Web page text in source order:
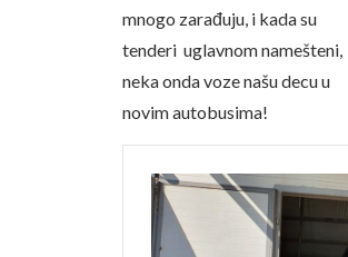
mnogo zarađuju, i kada su
tenderi uglavnom namešteni,
neka onda voze našu decu u
novim autobusima!